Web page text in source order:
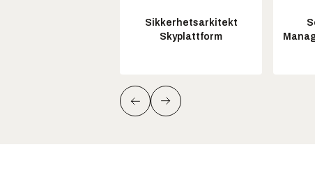
Sikkerhetsarkitekt
Skyplattform